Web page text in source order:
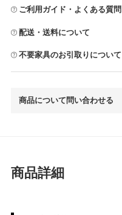
ご利用ガイド・よくある質問
配送・送料について
不要家具のお引取りについて
商品について問い合わせる
商品詳細